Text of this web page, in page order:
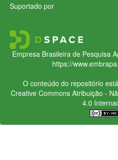
Suportado por
Empresa Brasileira de Pesquisa
https://
O conteúdo do repositório
Creative CommonsAtribuição -
4.0